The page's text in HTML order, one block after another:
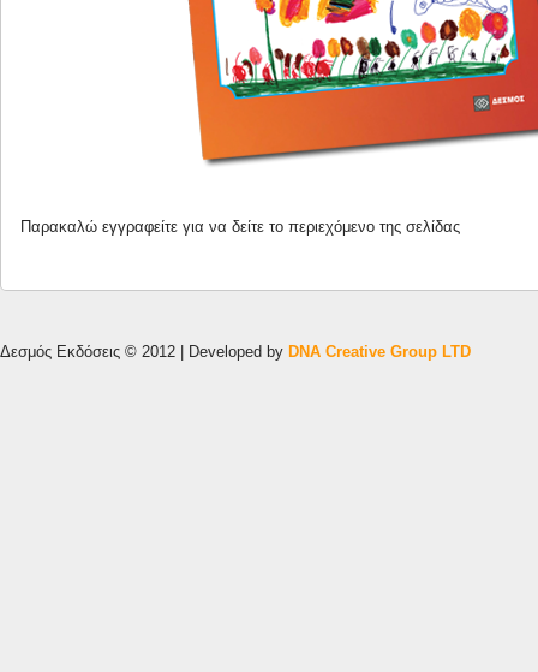
Παρακαλώ εγγραφείτε για να δείτε το περιεχόμενο της σελίδας
Δεσμός Εκδόσεις © 2012 | Developed by DNA Creative Group LTD